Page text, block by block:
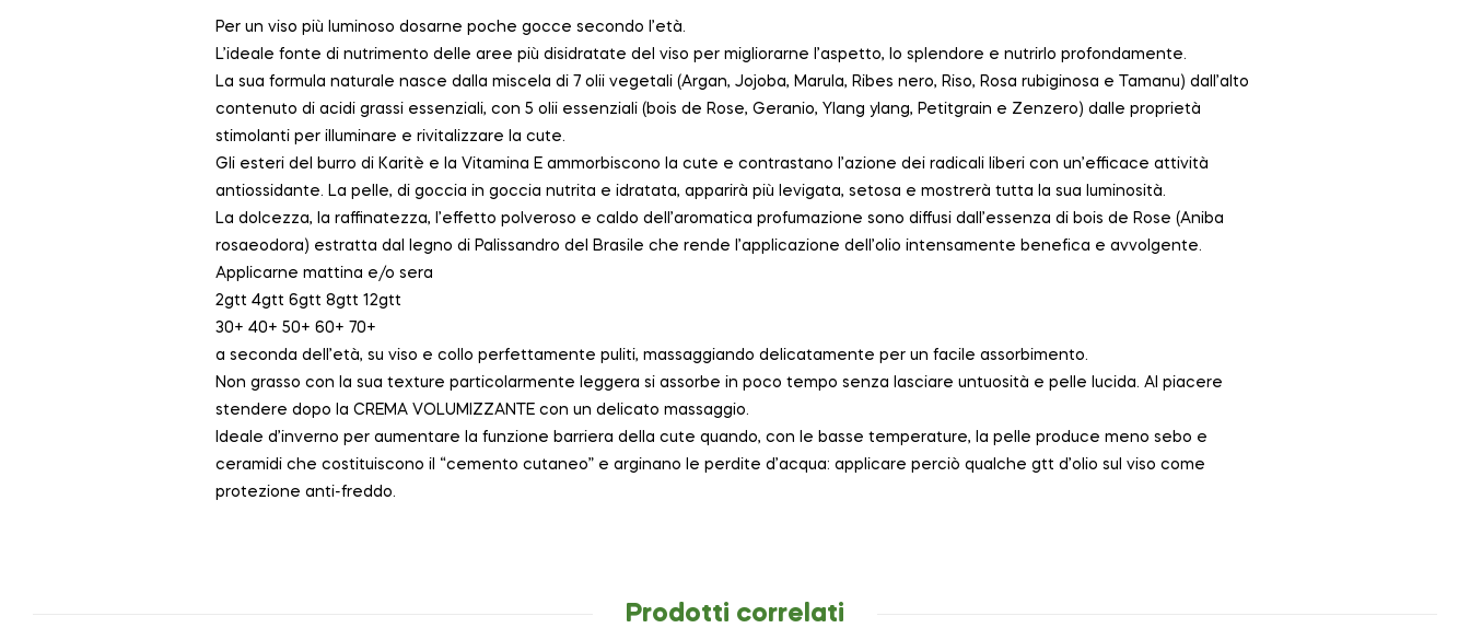
Per un viso più luminoso dosarne poche gocce secondo l’età.
L’ideale fonte di nutrimento delle aree più disidratate del viso per migliorarne l’aspetto, lo splendore e nutrirlo profondamente.
La sua formula naturale nasce dalla miscela di 7 olii vegetali (Argan, Jojoba, Marula, Ribes nero, Riso, Rosa rubiginosa e Tamanu) dall’alto
contenuto di acidi grassi essenziali, con 5 olii essenziali (bois de Rose, Geranio, Ylang ylang, Petitgrain e Zenzero) dalle proprietà
stimolanti per illuminare e rivitalizzare la cute.
Gli esteri del burro di Karitè e la Vitamina E ammorbiscono la cute e contrastano l’azione dei radicali liberi con un’efficace attività
antiossidante. La pelle, di goccia in goccia nutrita e idratata, apparirà più levigata, setosa e mostrerà tutta la sua luminosità.
La dolcezza, la raffinatezza, l’effetto polveroso e caldo dell’aromatica profumazione sono diffusi dall’essenza di bois de Rose (Aniba
rosaeodora) estratta dal legno di Palissandro del Brasile che rende l’applicazione dell’olio intensamente benefica e avvolgente.
Applicarne mattina e/o sera
2gtt 4gtt 6gtt 8gtt 12gtt
30+ 40+ 50+ 60+ 70+
a seconda dell’età, su viso e collo perfettamente puliti, massaggiando delicatamente per un facile assorbimento.
Non grasso con la sua texture particolarmente leggera si assorbe in poco tempo senza lasciare untuosità e pelle lucida. Al piacere
stendere dopo la CREMA VOLUMIZZANTE con un delicato massaggio.
Ideale d’inverno per aumentare la funzione barriera della cute quando, con le basse temperature, la pelle produce meno sebo e
ceramidi che costituiscono il “cemento cutaneo” e arginano le perdite d’acqua: applicare perciò qualche gtt d’olio sul viso come
protezione anti-freddo.
Prodotti correlati